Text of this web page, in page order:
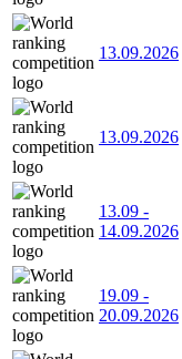
13.09.2026
13.09.2026
13.09 -
14.09.2026
19.09 -
20.09.2026